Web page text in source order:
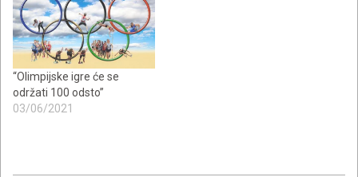
“Olimpijske igre će se
održati 100 odsto”
03/06/2021